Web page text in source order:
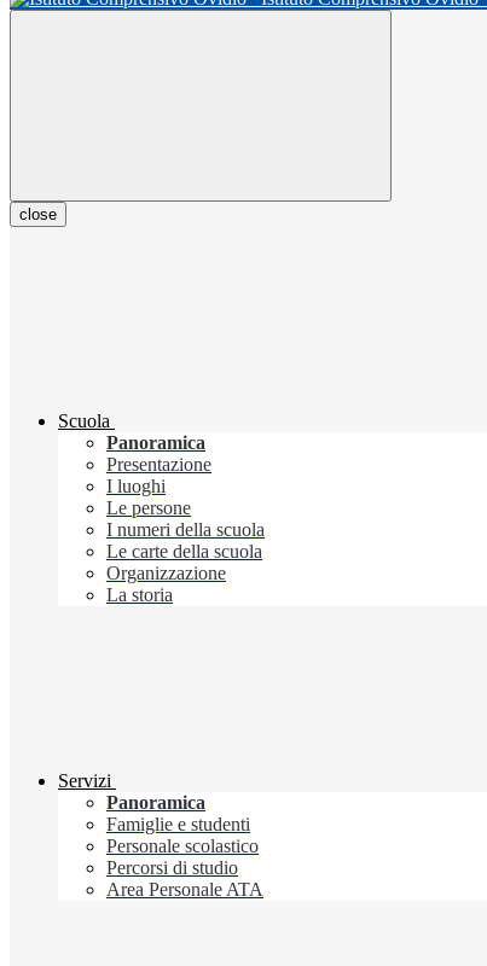
close
Scuola
Panoramica
Presentazione
I luoghi
Le persone
I numeri della scuola
Le carte della scuola
Organizzazione
La storia
Servizi
Panoramica
Famiglie e studenti
Personale scolastico
Percorsi di studio
Area Personale ATA